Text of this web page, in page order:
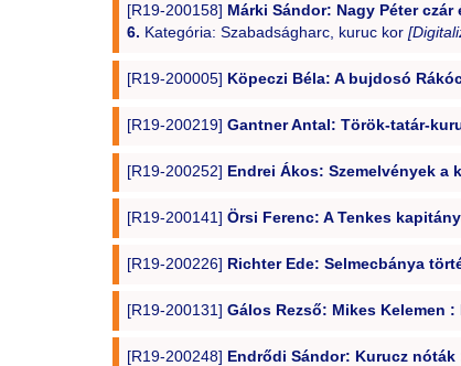
[R19-200158] Márki Sándor: Nagy Péter
6. Kategória: Szabadságharc, kuruc kor
[R19-200005] Köpeczi Béla: A bujdosó
[R19-200219] Gantner Antal: Török-tatár-
[R19-200252] Endrei Ákos: Szemelvények a
[R19-200141] Örsi Ferenc: A Tenkes
[R19-200226] Richter Ede: Selmecbánya
[R19-200131] Gálos Rezső: Mikes Kelemen
[R19-200248] Endrődi Sándor: Kurucz nóták